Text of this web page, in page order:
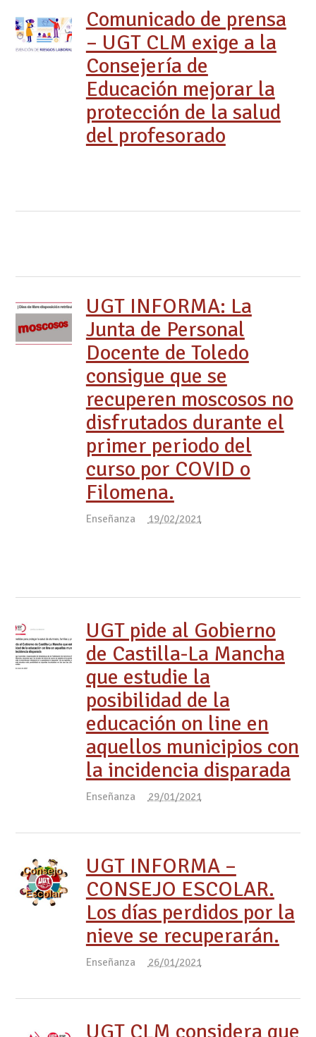
Comunicado de prensa
– UGT CLM exige a la
Consejería de
Educación mejorar la
protección de la salud
del profesorado
UGT INFORMA: La
Junta de Personal
Docente de Toledo
consigue que se
recuperen moscosos no
disfrutados durante el
primer periodo del
curso por COVID o
Filomena.
Enseñanza 19/02/2021
UGT pide al Gobierno
de Castilla-La Mancha
que estudie la
posibilidad de la
educación on line en
aquellos municipios con
la incidencia disparada
Enseñanza 29/01/2021
UGT INFORMA –
CONSEJO ESCOLAR.
Los días perdidos por la
nieve se recuperarán.
Enseñanza 26/01/2021
UGT CLM considera que